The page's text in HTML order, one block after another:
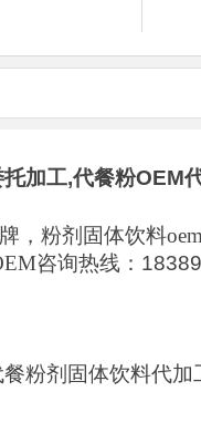
加工,代餐粉OEM
，粉剂固体饮料oem
咨询热线：
粉剂固体饮料代